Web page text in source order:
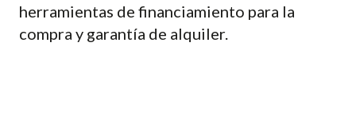
herramientas de financiamiento para la
compra y garantía de alquiler.